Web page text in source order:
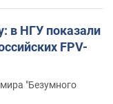
в НГУ показали
FPV-
"Безумного